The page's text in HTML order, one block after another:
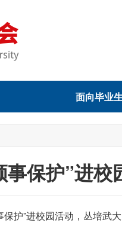
面向毕业
保护”进校
护”进校园活动，丛培武大